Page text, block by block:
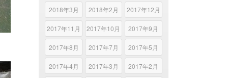
2018年3月 2018年2月 2017年12月
2017年11月 2017年10月 2017年9月
2017年8月 2017年7月 2017年5月
2017年4月 2017年3月 2017年2月